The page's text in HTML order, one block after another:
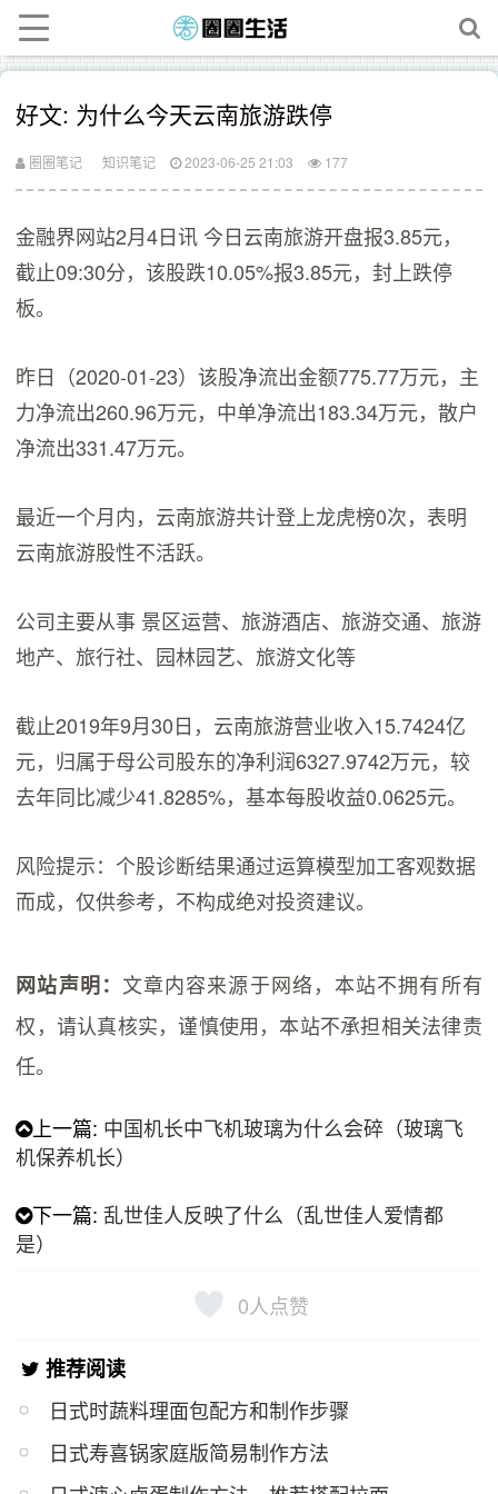
好文: 为什么今天云南旅游跌停
圈圈笔记 知识笔记 2023-06-25 21:03 177
金融界网站2月4日讯 今日云南旅游开盘报3.85元，
截止09:30分，该股跌10.05%报3.85元，封上跌停
板。
昨日（2020-01-23）该股净流出金额775.77万元，主
力净流出260.96万元，中单净流出183.34万元，散户
净流出331.47万元。
最近一个月内，云南旅游共计登上龙虎榜0次，表明
云南旅游股性不活跃。
公司主要从事 景区运营、旅游酒店、旅游交通、旅游
地产、旅行社、园林园艺、旅游文化等
截止2019年9月30日，云南旅游营业收入15.7424亿
元，归属于母公司股东的净利润6327.9742万元，较
去年同比减少41.8285%，基本每股收益0.0625元。
风险提示：个股诊断结果通过运算模型加工客观数据
而成，仅供参考，不构成绝对投资建议。
网站声明： 文章内容来源于网络，本站不拥有所有
权，请认真核实，谨慎使用，本站不承担相关法律责
任。
上一篇: 中国机长中飞机玻璃为什么会碎（玻璃飞
机保养机长）
下一篇:乱世佳人反映了什么（乱世佳人爱情都
是）
0人点赞
推荐阅读
日式时蔬料理面包配方和制作步骤
日式寿喜锅家庭版简易制作方法